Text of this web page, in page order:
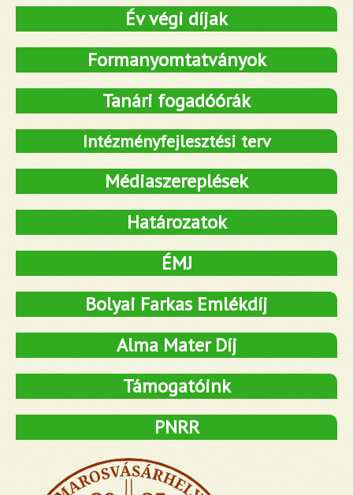
Év végi díjak
Formanyomtatványok
Tanári fogadóórák
Intézményfejlesztési terv
Médiaszereplések
Határozatok
ÉMJ
Bolyai Farkas Emlékdíj
Alma Mater Díj
Támogatóink
PNRR